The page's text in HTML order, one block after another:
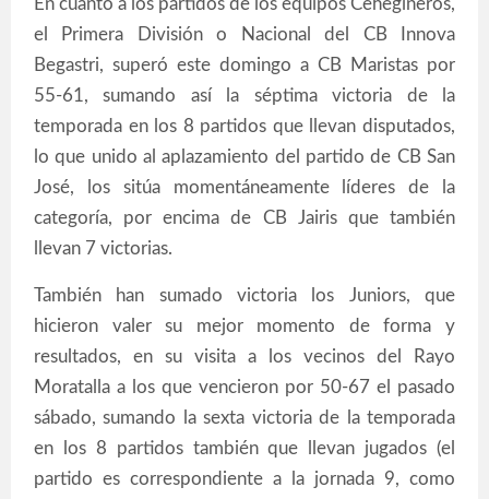
En cuanto a los partidos de los equipos Cehegineros,
el Primera División o Nacional del CB Innova
Begastri, superó este domingo a CB Maristas por
55-61, sumando así la séptima victoria de la
temporada en los 8 partidos que llevan disputados,
lo que unido al aplazamiento del partido de CB San
José, los sitúa momentáneamente líderes de la
categoría, por encima de CB Jairis que también
llevan 7 victorias.
También han sumado victoria los Juniors, que
hicieron valer su mejor momento de forma y
resultados, en su visita a los vecinos del Rayo
Moratalla a los que vencieron por 50-67 el pasado
sábado, sumando la sexta victoria de la temporada
en los 8 partidos también que llevan jugados (el
partido es correspondiente a la jornada 9, como